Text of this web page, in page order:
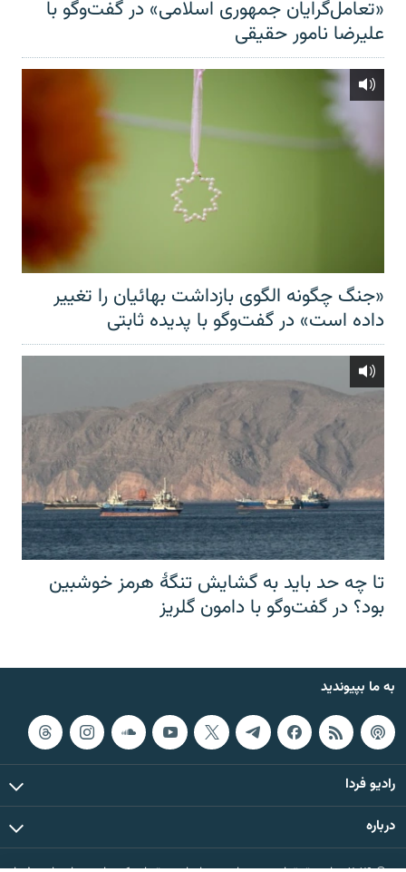
«تعامل‌گرایان جمهوری اسلامی» در گفت‌وگو با
علیرضا نامور حقیقی
«جنگ چگونه الگوی بازداشت بهائیان را تغییر
داده است» در گفت‌وگو با پدیده ثابتی
تا چه حد باید به گشایش تنگهٔ هرمز خوشبین
بود؟ در گفت‌وگو با دامون گلریز
به ما بپیوندید
رادیو فردا
درباره